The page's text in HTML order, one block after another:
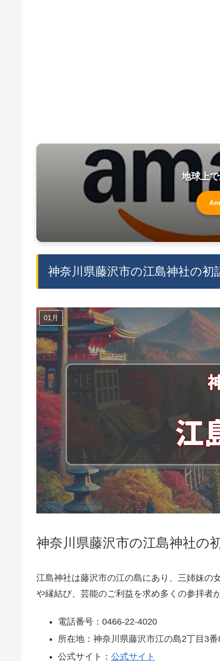
地球上
神奈川県藤沢市の江島神社の
01月
神奈川県藤沢市の江島神社の
江島神社は藤沢市の江の島にあり、三姉妹の
や縁結び、芸能のご利益を求め多くの参拝者
電話番号：0466-22-4020
所在地：神奈川県藤沢市江の島2丁目3番
公式サイト： 公式サイト